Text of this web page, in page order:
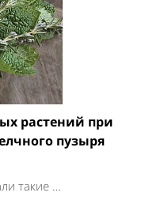
растений при
пузыря
такие …